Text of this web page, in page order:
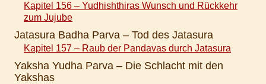
Kapitel 156 – Yudhishthiras Wunsch und Rückkehr
zum Jujube
Jatasura Badha Parva – Tod des Jatasura
Kapitel 157 – Raub der Pandavas durch Jatasura
Yaksha Yudha Parva – Die Schlacht mit den
Yakshas